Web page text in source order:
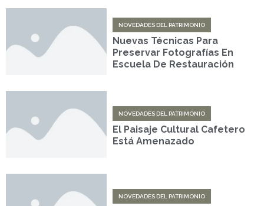
NOVEDADES DEL PATRIMONIO
Nuevas Técnicas Para
Preservar Fotografías En
Escuela De Restauración
NOVEDADES DEL PATRIMONIO
El Paisaje Cultural Cafetero
Está Amenazado
NOVEDADES DEL PATRIMONIO